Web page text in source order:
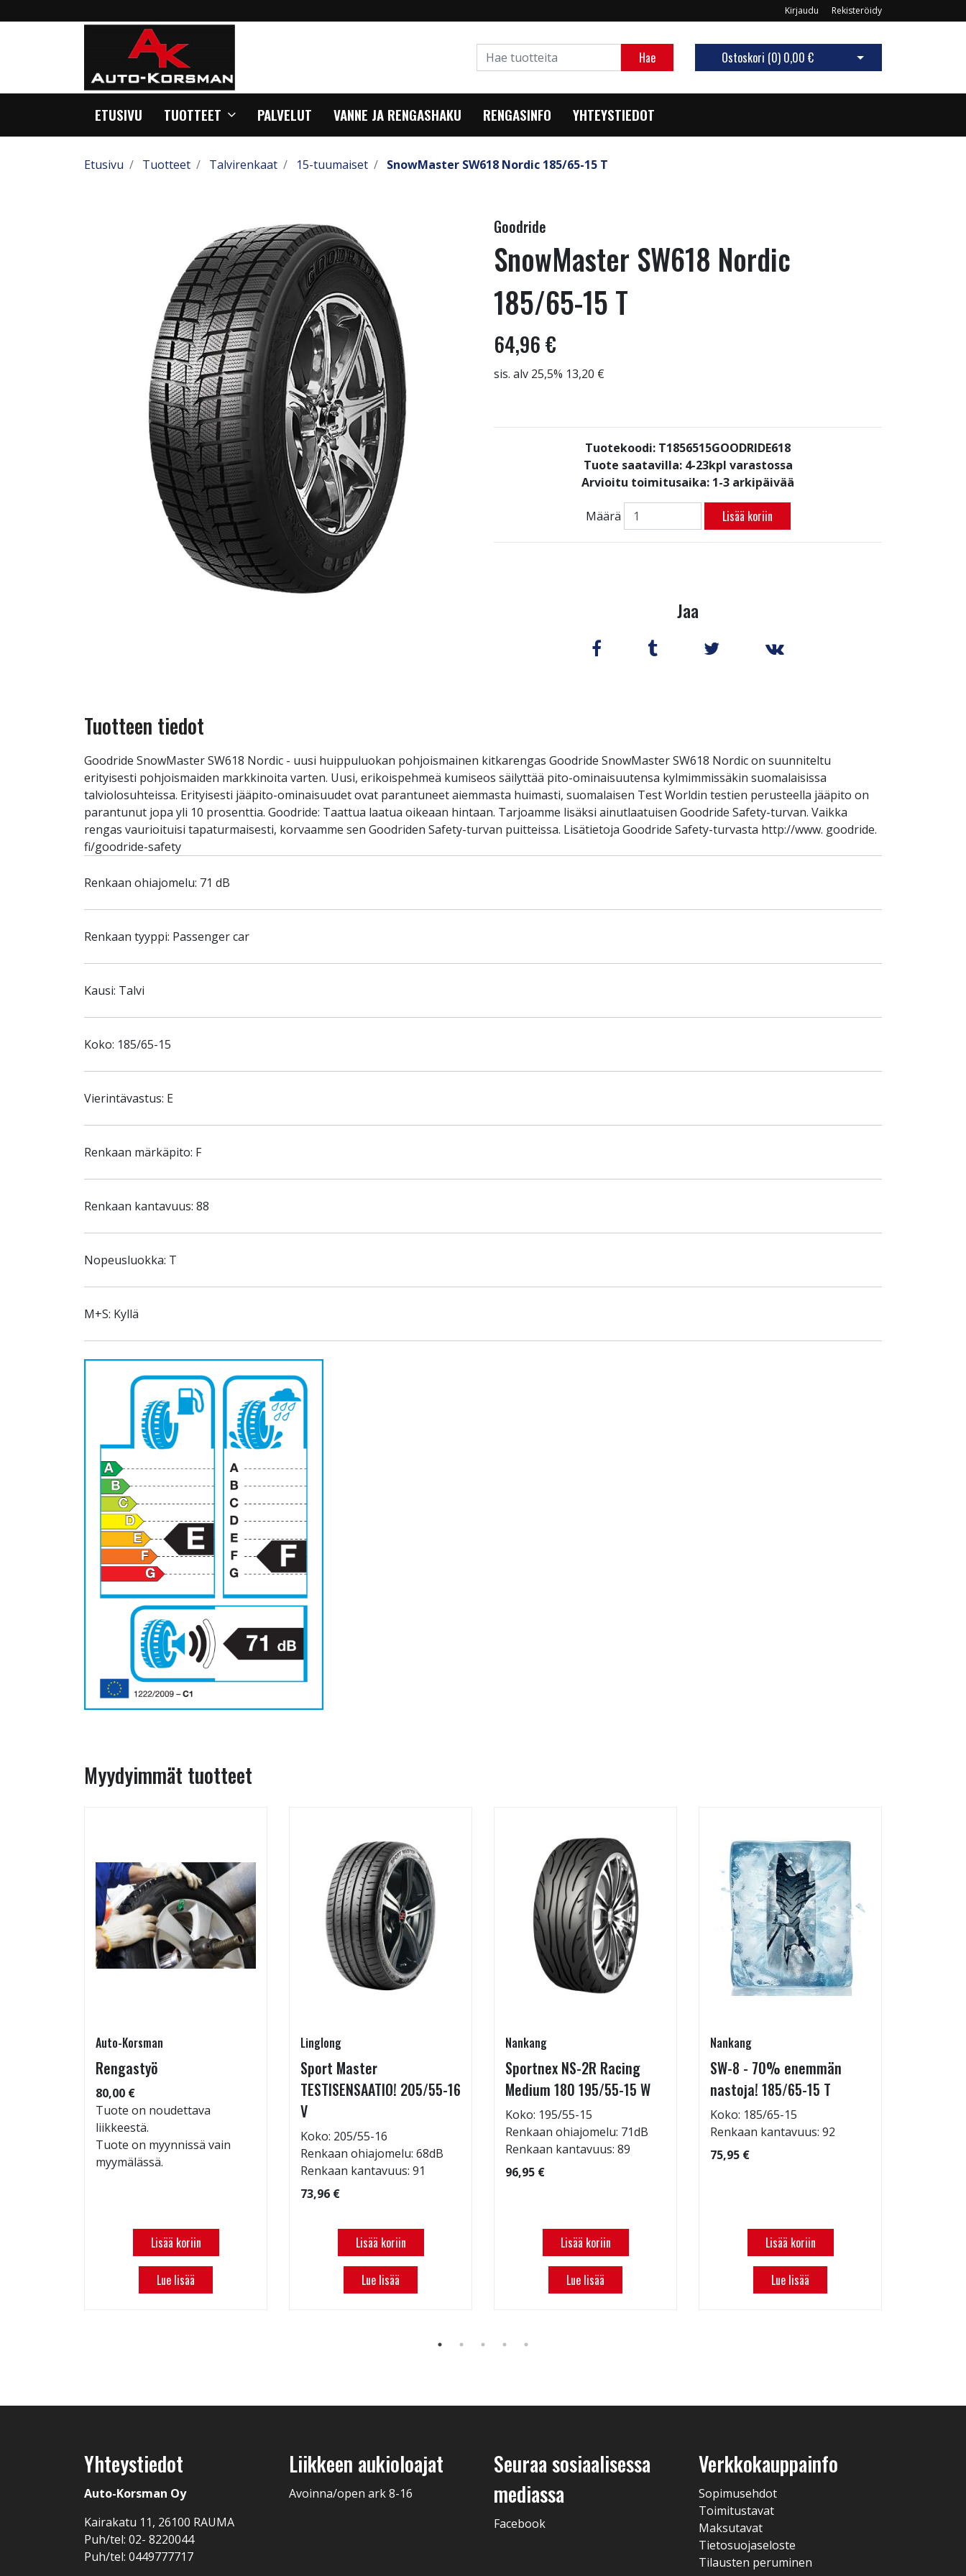
Kirjaudu Rekisteröidy
Hae Ostoskori (0) 0,00 € Avaa ostoskori
ETUSIVU TUOTTEET PALVELUT VANNE JA RENGASHAKU RENGASINFO YHTEYSTIEDOT
Etusivu Tuotteet Talvirenkaat 15-tuumaiset SnowMaster SW618 Nordic 185/65-15 T
Goodride
SnowMaster SW618 Nordic
185/65-15 T
64,96 €
sis. alv 25,5% 13,20 €
Tuotekoodi: T1856515GOODRIDE618
Tuote saatavilla: 4-23kpl varastossa
Arvioitu toimitusaika: 1-3 arkipäivää
Määrä Lisää koriin
Jaa
Tuotteen tiedot
Goodride SnowMaster SW618 Nordic - uusi huippuluokan pohjoismainen kitkarengas Goodride SnowMaster SW618 Nordic on suunniteltu
erityisesti pohjoismaiden markkinoita varten. Uusi, erikoispehmeä kumiseos säilyttää pito-ominaisuutensa kylmimmissäkin suomalaisissa
talviolosuhteissa. Erityisesti jääpito-ominaisuudet ovat parantuneet aiemmasta huimasti, suomalaisen Test Worldin testien perusteella jääpito on
parantunut jopa yli 10 prosenttia. Goodride: Taattua laatua oikeaan hintaan. Tarjoamme lisäksi ainutlaatuisen Goodride Safety-turvan. Vaikka
rengas vaurioituisi tapaturmaisesti, korvaamme sen Goodriden Safety-turvan puitteissa. Lisätietoja Goodride Safety-turvasta http://www. goodride.
fi/goodride-safety
Renkaan ohiajomelu: 71 dB
Renkaan tyyppi: Passenger car
Kausi: Talvi
Koko: 185/65-15
Vierintävastus: E
Renkaan märkäpito: F
Renkaan kantavuus: 88
Nopeusluokka: T
M+S: Kyllä
Myydyimmät tuotteet
Auto-Korsman
Rengastyö
80,00 €
Tuote on noudettava
liikkeestä.
Tuote on myynnissä vain
myymälässä.
Lisää koriin
Lue lisää
Linglong
Sport Master
TESTISENSAATIO! 205/55-16
V
Koko: 205/55-16
Renkaan ohiajomelu: 68dB
Renkaan kantavuus: 91
73,96 €
Lisää koriin
Lue lisää
Nankang
Sportnex NS-2R Racing
Medium 180 195/55-15 W
Koko: 195/55-15
Renkaan ohiajomelu: 71dB
Renkaan kantavuus: 89
96,95 €
Lisää koriin
Lue lisää
Nankang
SW-8 - 70% enemmän
nastoja! 185/65-15 T
Koko: 185/65-15
Renkaan kantavuus: 92
75,95 €
Lisää koriin
Lue lisää
Yhteystiedot
Auto-Korsman Oy
Kairakatu 11, 26100 RAUMA
Puh/tel: 02- 8220044
Puh/tel: 0449777717
Liikkeen aukioloajat
Avoinna/open ark 8-16
Seuraa sosiaalisessa
mediassa
Facebook
Verkkokauppainfo
Sopimusehdot
Toimitustavat
Maksutavat
Tietosuojaseloste
Tilausten peruminen